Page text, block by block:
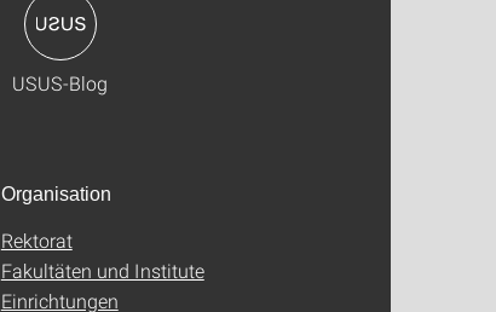
USUS-Blog
Organisation
Rektorat
Fakultäten und Institute
Einrichtungen